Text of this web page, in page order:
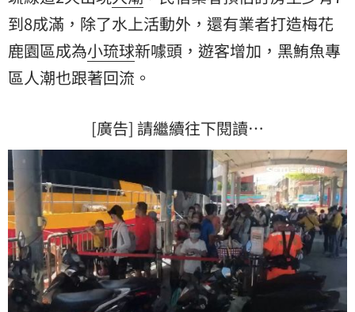
到8成滿，除了水上活動外，還有業者打造梅花
鹿園區成為小琉球新噱頭，遊客增加，黑鮪魚專
區人潮也跟著回流。
[廣告] 請繼續往下閱讀…